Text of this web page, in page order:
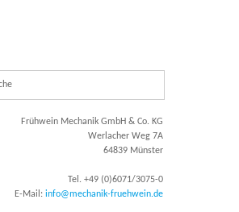
Frühwein Mechanik GmbH & Co. KG
Werlacher Weg 7A
64839 Münster
Tel. +49 (0)6071/3075-0
E-Mail: info@mechanik-fruehwein.de